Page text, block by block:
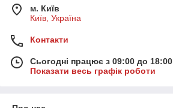
м. Київ
Київ, Україна
Контакти
Сьогодні працює з 09:00 до 18:00
Показати весь графік роботи